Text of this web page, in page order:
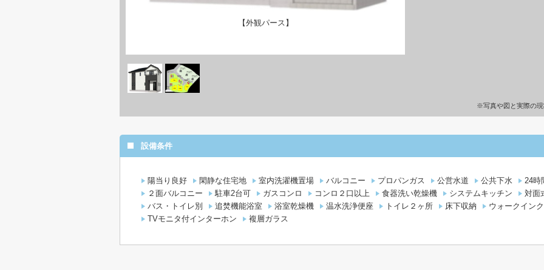
【外観パース】
※写真や図と実際の
設備条件
陽当り良好 閑静な住宅地 室内洗濯機置場 バルコニー プロパンガス 公営水道 公共下水
24時
２面バルコニー
駐車2台可 ガスコンロ コンロ２口以上 食器洗い乾燥機 システムキッチン
対面
バス・トイレ別
追焚機能浴室 浴室乾燥機 温水洗浄便座 トイレ２ヶ所 床下収納
ウォークイン
TVモニタ付インターホン
複層ガラス